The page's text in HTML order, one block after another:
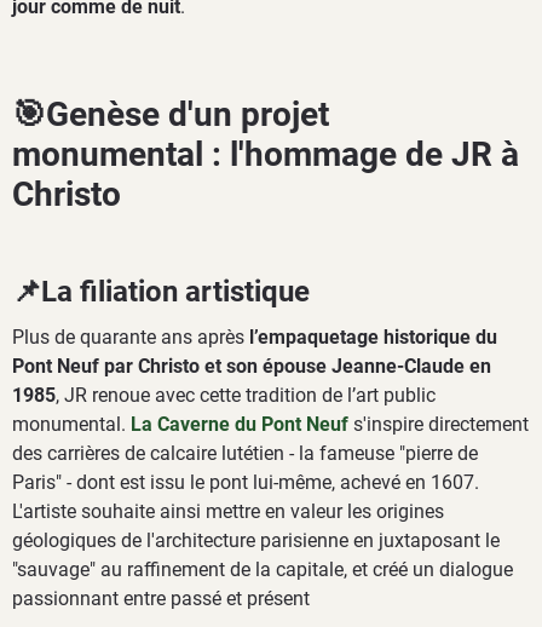
jour comme de nuit.
🎯Genèse d'un projet
monumental : l'hommage de JR à
Christo
📌La filiation artistique
Plus de quarante ans après l’empaquetage historique du
Pont Neuf par Christo et son épouse Jeanne-Claude en
1985, JR renoue avec cette tradition de l’art public
monumental. La Caverne du Pont Neuf s'inspire directement
des carrières de calcaire lutétien - la fameuse "pierre de
Paris" - dont est issu le pont lui-même, achevé en 1607.
L'artiste souhaite ainsi mettre en valeur les origines
géologiques de l'architecture parisienne en juxtaposant le
"sauvage" au raffinement de la capitale, et créé un dialogue
passionnant entre passé et présent